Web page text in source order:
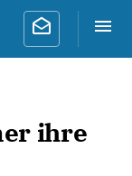
ihre